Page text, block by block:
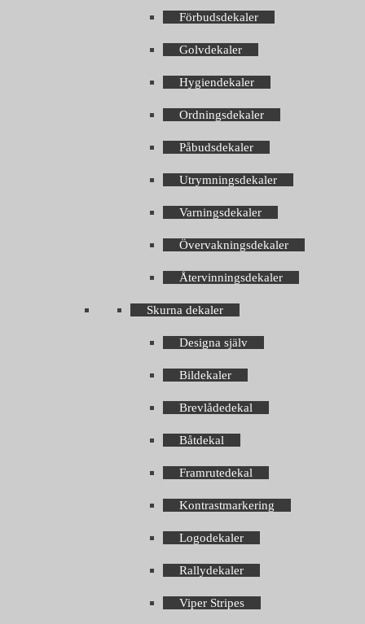
Förbudsdekaler
Golvdekaler
Hygiendekaler
Ordningsdekaler
Påbudsdekaler
Utrymningsdekaler
Varningsdekaler
Övervakningsdekaler
Återvinningsdekaler
Skurna dekaler
Designa själv
Bildekaler
Brevlådedekal
Båtdekal
Framrutedekal
Kontrastmarkering
Logodekaler
Rallydekaler
Viper Stripes